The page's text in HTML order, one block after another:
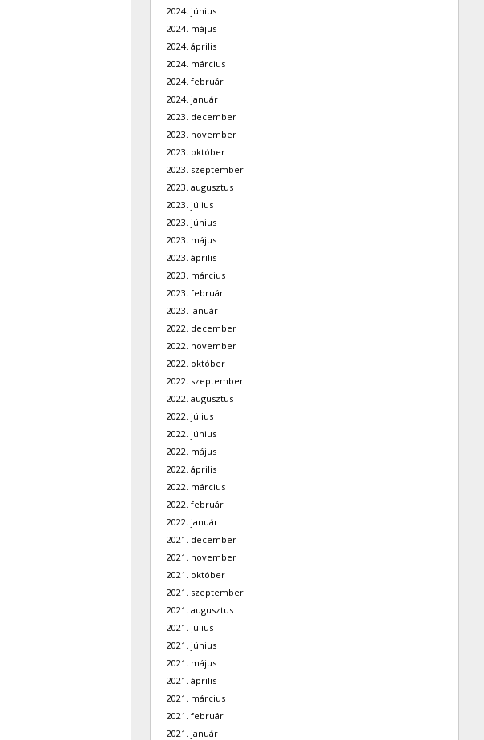
2024. június
2024. május
2024. április
2024. március
2024. február
2024. január
2023. december
2023. november
2023. október
2023. szeptember
2023. augusztus
2023. július
2023. június
2023. május
2023. április
2023. március
2023. február
2023. január
2022. december
2022. november
2022. október
2022. szeptember
2022. augusztus
2022. július
2022. június
2022. május
2022. április
2022. március
2022. február
2022. január
2021. december
2021. november
2021. október
2021. szeptember
2021. augusztus
2021. július
2021. június
2021. május
2021. április
2021. március
2021. február
2021. január